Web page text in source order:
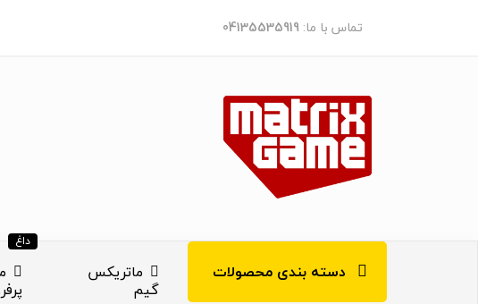
تماس با ما: 04135535919
دسته بندی محصولات ماتریکس
گیم
داغ